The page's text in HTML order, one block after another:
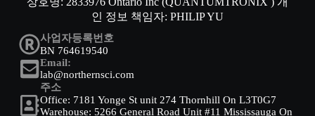
인 정보 책임자: PHILIP YU
사업자등록번호
BN 764619540
Email:
lab@northernsci.com
주소
Office: 7181 Yonge St unit 274 Thornhill On L3T0G7
Warehouse: 5266 General Road Unit #11 Mississauga On